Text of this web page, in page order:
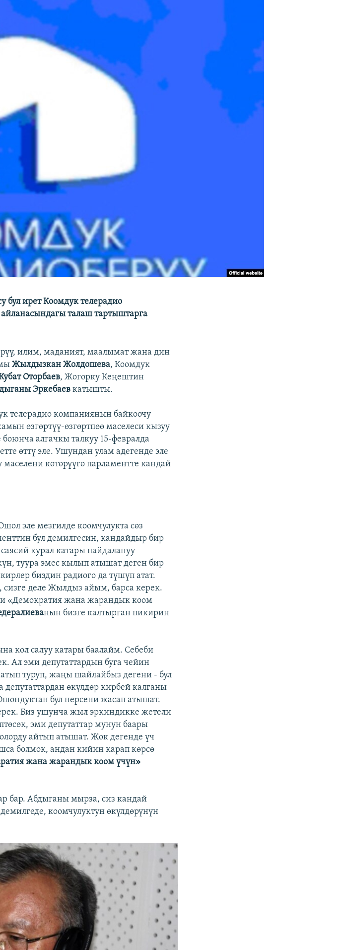
бул ирет Коомдук телерадио
талаш тартыштарга
илим, маданият, маалымат жана дин
Жылдызкан Жолдошева, Коомдук
Оторбаев, Жогорку Кеңештин
Эркебаевкатышты.
телерадио компаниянын байкоочу
өзгөртүү-өзгөртпөө маселеси кызуу
алгачкы талкуу 15-февралда
өттү эле. Ушундан улам адегенде эле
көтөрүүгө парламентте кандай
эле мезгилде коомчулукта сөз
бул демилгесин, кандайдыр бир
курал катары пайдалануу
туура эмес кылып атышат деген бир
биздин радиого да түшүп атат.
сизге деле Жылдыз айым, барса керек.
«Демократия жана жарандык коом
нын бизге калтырган пикирин
кол салуу катары баалайм. Себеби
Ал эми депутаттардын буга чейин
туруп, жаңы шайлайбыз дегени - бул
өкүлдөр кирбей калганы
бул нерсени жасап атышат.
Биз ушунча жыл эркиндикке жетели
эми депутаттар мунун баары
айтып атышат. Жок дегенде үч
болмок, андан кийин карап көрсө
жана жарандык коом үчүн»
бар. Абдыганы мырза, сиз кандай
коомчулуктун өкүлдөрүнүн